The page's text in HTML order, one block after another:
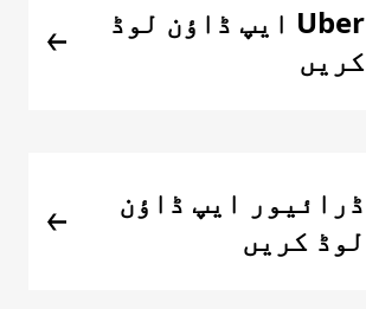
Uber ایپ ڈاؤن لوڈ
کریں
ڈرائیور ایپ ڈاؤن
لوڈ کریں